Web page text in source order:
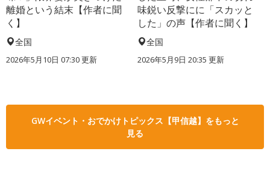
離婚という結末【作者に聞
く】
全国
2026年5月10日 07:30 更新
味鋭い反撃にに「スカッと
した」の声【作者に聞く】
全国
2026年5月9日 20:35 更新
GWイベント・おでかけトピックス【甲信越】をもっと
見る